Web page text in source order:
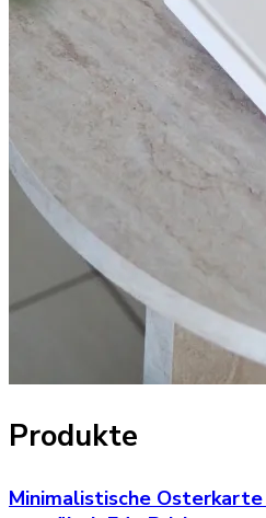
Produkte
Minimalistische